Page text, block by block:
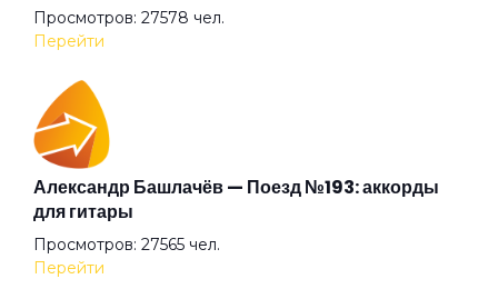
Беги
Бежали прочь
Безумные выси
Белая
Просмотров: 27578 чел.
Перейти
Александр Башлачёв — Поезд №193: аккорды
для гитары
Просмотров: 27565 чел.
Перейти